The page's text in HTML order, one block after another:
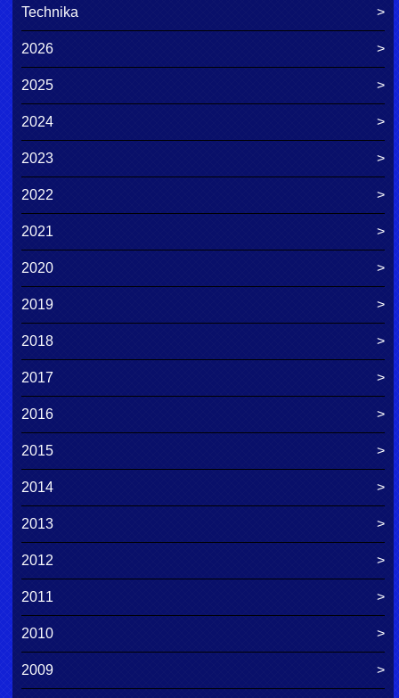
Technika
2026
2025
2024
2023
2022
2021
2020
2019
2018
2017
2016
2015
2014
2013
2012
2011
2010
2009